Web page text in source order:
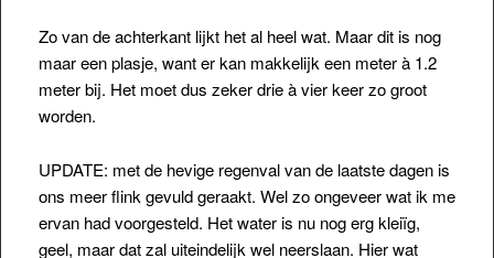
Zo van de achterkant lijkt het al heel wat. Maar dit is nog
maar een plasje, want er kan makkelijk een meter à 1.2
meter bij. Het moet dus zeker drie à vier keer zo groot
worden.
UPDATE: met de hevige regenval van de laatste dagen is
ons meer flink gevuld geraakt. Wel zo ongeveer wat ik me
ervan had voorgesteld. Het water is nu nog erg kleiïg,
geel, maar dat zal uiteindelijk wel neerslaan. Hier wat